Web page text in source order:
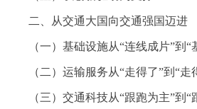
二、从交通大国向交通强国迈进
（一）基础设施从“连线成片”到“
（二）运输服务从“走得了”到“走
（三）交通科技从“跟跑为主”到“